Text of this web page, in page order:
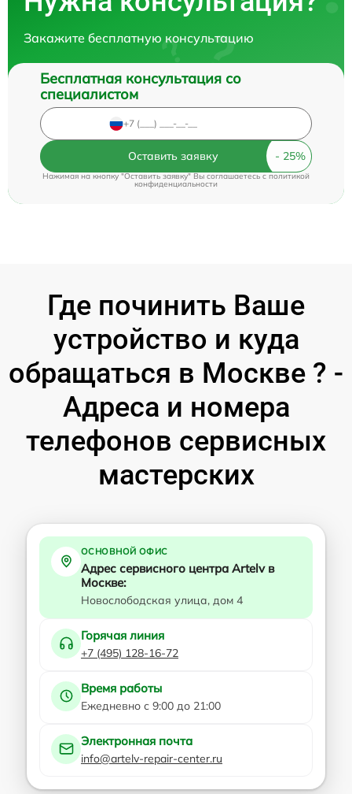
Закажите бесплатную консультацию
Бесплатная консультация со
специалистом
Оставить заявку
Нажимая на кнопку "Оставить заявку" Вы соглашаетесь cполитикой
конфиденциальности
Где починить Ваше
устройство и куда
обращаться в Москве ? -
Адреса и номера
телефонов сервисных
мастерских
ОСНОВНОЙ ОФИС
Адрес сервисного центра Artelv в
Москве:
Новослободская улица, дом 4
Горячая линия
+7 (495) 128-16-72
Время работы
Ежедневно с 9:00 до 21:00
Электронная почта
info@artelv-repair-center.ru